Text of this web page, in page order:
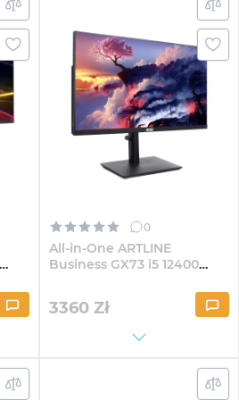
0
All-in-One ARTLINE
Business GX73 i5 12400
3360 Zł